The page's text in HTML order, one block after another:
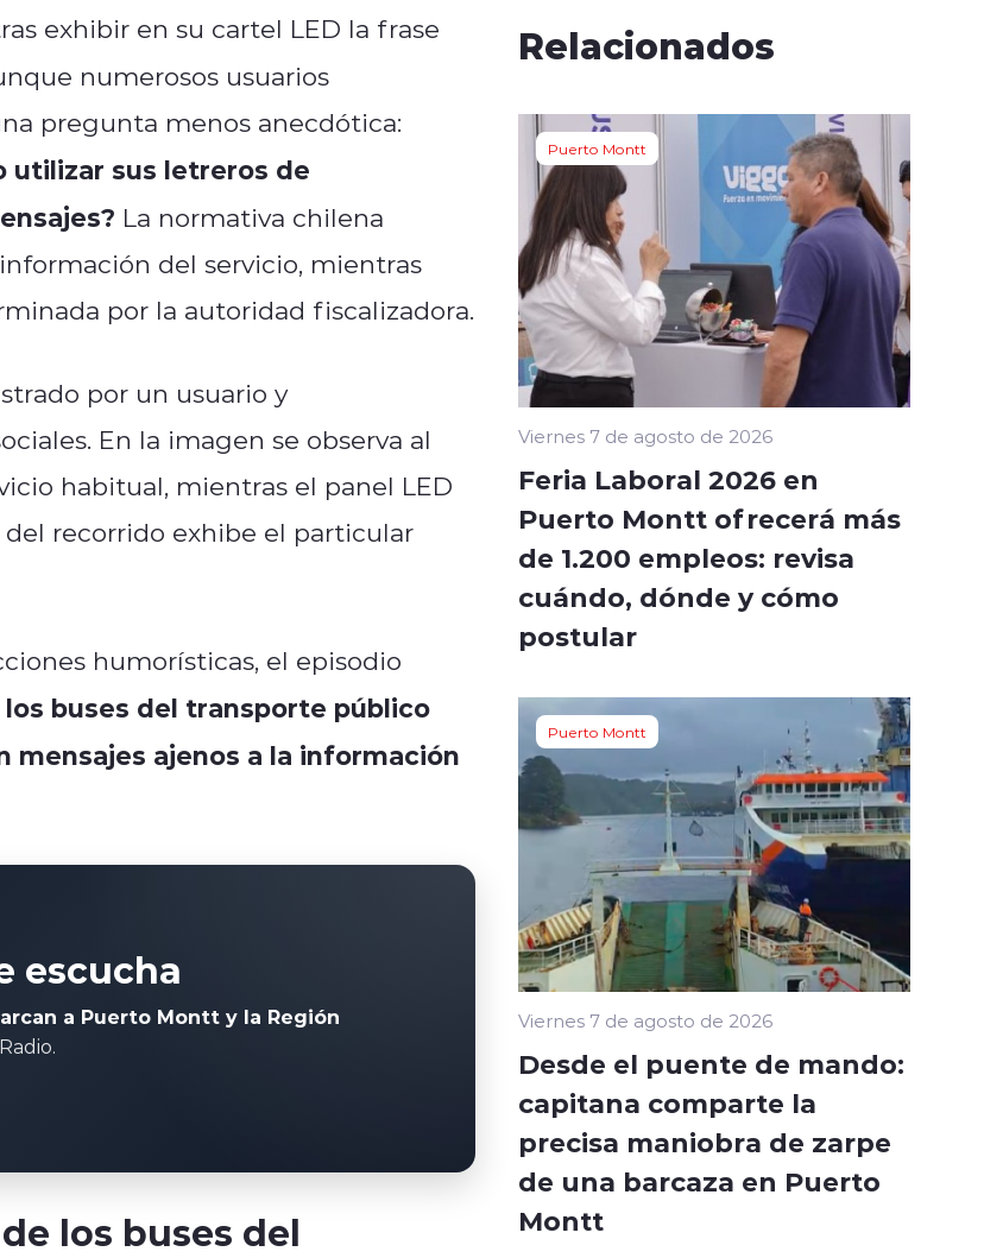
exhibir en su cartel LED la frase
numerosos usuarios
pregunta menos anecdótica:
utilizar sus letreros de
La normativa chilena
del servicio, mientras
por la autoridad fiscalizadora.
por un usuario y
En la imagen se observa al
habitual, mientras el panel LED
recorrido exhibe el particular
humorísticas, el episodio
buses del transporte público
ajenos a la información
escucha
a Puerto Montt y la Región
los buses del
Relacionados
Puerto Montt
Viernes 7 de agosto de 2026
Feria Laboral 2026 en
Puerto Montt ofrecerá más
de 1.200 empleos: revisa
cuándo, dónde y cómo
postular
Puerto Montt
Viernes 7 de agosto de 2026
Desde el puente de mando:
capitana comparte la
precisa maniobra de zarpe
de una barcaza en Puerto
Montt